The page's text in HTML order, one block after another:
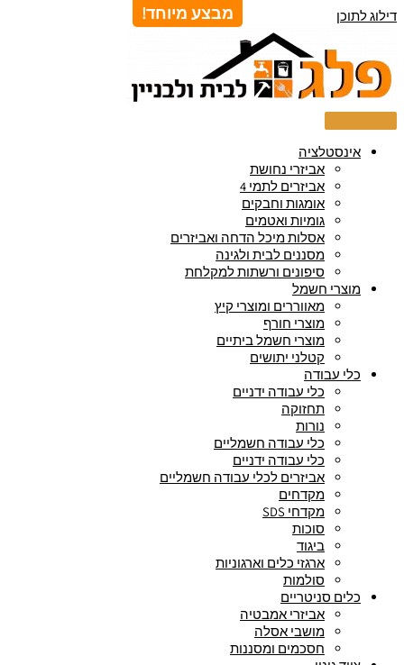
דילוג לתוכן
אינסטלציה
אביזרי נחושת
אביזרים לתמי 4
אומגות וחבקים
גומיות ואטמים
אסלות מיכל הדחה ואביזרים
מסננים לבית ולגינה
סיפונים ורשתות למקלחת
מוצרי חשמל
מאווררים ומוצרי קיץ
מוצרי חורף
מוצרי חשמל ביתיים
קטלני יתושים
כלי עבודה
כלי עבודה ידניים
תחזוקה
נורות
כלי עבודה חשמליים
כלי עבודה ידניים
אביזרים לכלי עבודה חשמליים
מקדחים
מקדחי SDS
סוכות
ביגוד
ארגזי כלים וארגוניות
סולמות
כלים סניטריים
אביזרי אמבטיה
מושבי אסלה
חסכמים ומסננות
מבצע מיוחד!